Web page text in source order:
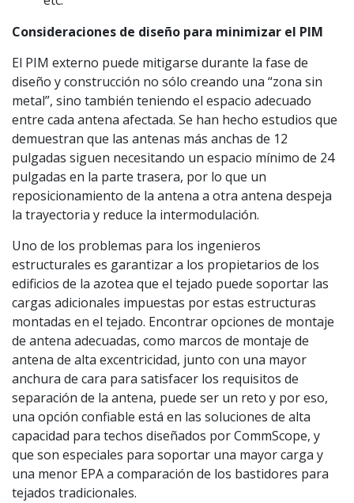
Consideraciones de diseño para minimizar el PIM
El PIM externo puede mitigarse durante la fase de
diseño y construcción no sólo creando una “zona sin
metal”, sino también teniendo el espacio adecuado
entre cada antena afectada. Se han hecho estudios que
demuestran que las antenas más anchas de 12
pulgadas siguen necesitando un espacio mínimo de 24
pulgadas en la parte trasera, por lo que un
reposicionamiento de la antena a otra antena despeja
la trayectoria y reduce la intermodulación.
Uno de los problemas para los ingenieros
estructurales es garantizar a los propietarios de los
edificios de la azotea que el tejado puede soportar las
cargas adicionales impuestas por estas estructuras
montadas en el tejado. Encontrar opciones de montaje
de antena adecuadas, como marcos de montaje de
antena de alta excentricidad, junto con una mayor
anchura de cara para satisfacer los requisitos de
separación de la antena, puede ser un reto y por eso,
una opción confiable está en las soluciones de alta
capacidad para techos diseñados por CommScope, y
que son especiales para soportar una mayor carga y
una menor EPA a comparación de los bastidores para
tejados tradicionales.